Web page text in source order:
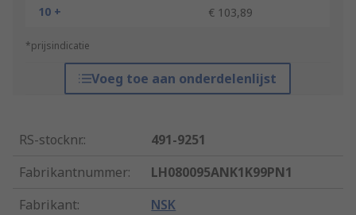
10 +
€ 103,89
*prijsindicatie
Voeg toe aan onderdelenlijst
RS-stocknr.:
491-9251
Fabrikantnummer:
LH080095ANK1K99PN1
Fabrikant: NSK